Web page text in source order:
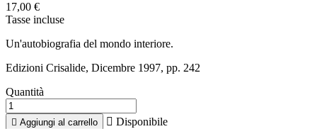
17,00 €
Tasse incluse
Un'autobiografia del mondo interiore.
Edizioni Crisalide, Dicembre 1997, pp. 242
Quantità
 Aggiungi al carrello  Disponibile